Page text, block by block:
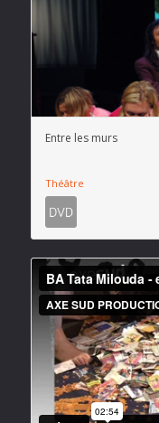
Entre les murs
Théâtre